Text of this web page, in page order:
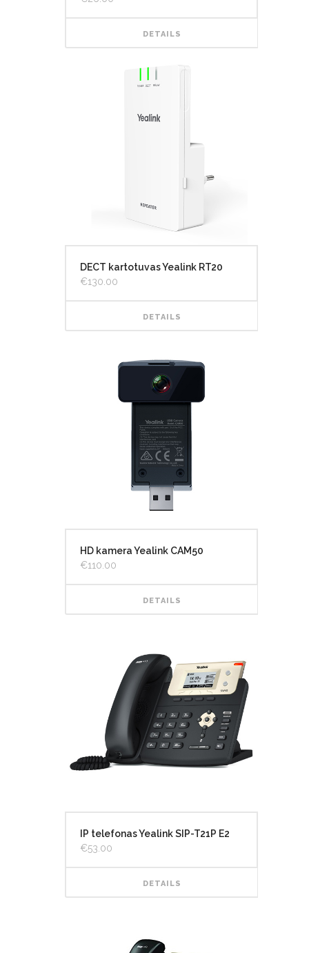
DETAILS
DECT kartotuvas Yealink RT20
€130.00
DETAILS
HD kamera Yealink CAM50
€110.00
DETAILS
IP telefonas Yealink SIP-T21P E2
€53.00
DETAILS